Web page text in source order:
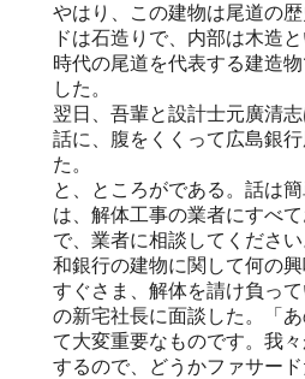
やはり、この建物は尾道の
ドは石造りで、内部は木造
時代の尾道を代表する建造
した。
翌日、吾輩と設計士元廣清
話に、腹をくくって広島銀
た。
と、ところがである。話は
は、解体工事の業者にすべ
で、業者に相談してくださ
和銀行の建物に関して何の興
すぐさま、解体を請け負っ
の新宅社長に面談した。「
て大変重要なものです。我
するので、どうかファサー